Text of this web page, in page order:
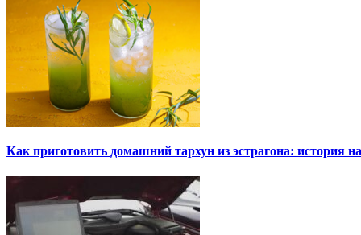
Как приготовить домашний тархун из эстрагона: история